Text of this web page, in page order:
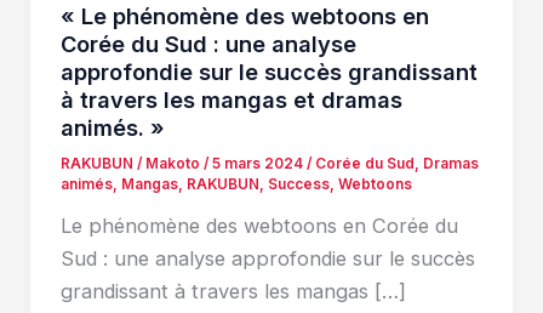
« Le phénomène des webtoons en
Corée du Sud : une analyse
approfondie sur le succès grandissant
à travers les mangas et dramas
animés. »
RAKUBUN / Makoto / 5 mars 2024 / Corée du Sud , Dramas
animés, Mangas, RAKUBUN , Success, Webtoons
Le phénomène des webtoons en Corée du
Sud : une analyse approfondie sur le succès
grandissant à travers les mangas […]